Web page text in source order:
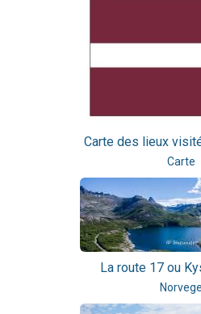
Carte des lieux
Carte
La route 17 ou
Norvege